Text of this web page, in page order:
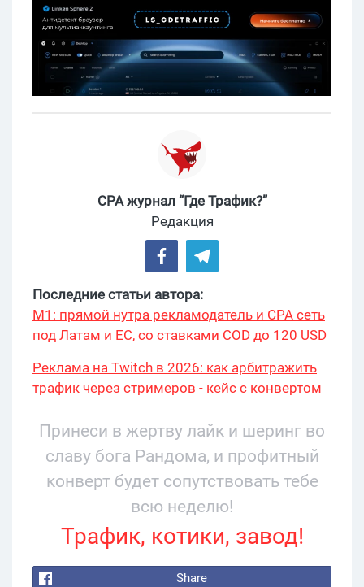
CPA журнал “Где Трафик?”
Редакция
Последние статьи автора:
М1: прямой нутра рекламодатель и CPA сеть
под Латам и ЕС, со ставками COD до 120 USD
Реклама на Twitch в 2026: как арбитражить
трафик через стримеров - кейс с конвертом
Принеси в жертву лайк и шеринг во
славу бога Рандома, и профитный
конверт будет сопутствовать тебе
всю неделю!
Трафик, котики, завод!
Share